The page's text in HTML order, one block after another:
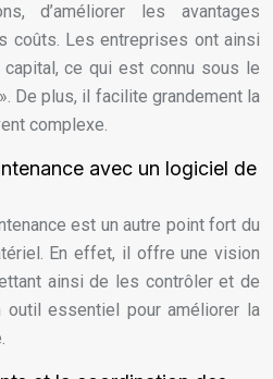
d’améliorer les avantages
coûts. Les entreprises ont ainsi
capital, ce qui est connu sous le
De plus, il facilite grandement la
complexe.
avec un logiciel de
est un autre point fort du
En effet, il offre une vision
ainsi de les contrôler et de
outil essentiel pour améliorer la